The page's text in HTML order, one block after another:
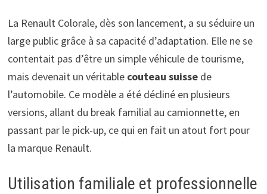
La Renault Colorale, dès son lancement, a su séduire un
large public grâce à sa capacité d’adaptation. Elle ne se
contentait pas d’être un simple véhicule de tourisme,
mais devenait un véritable couteau suissede
l’automobile. Ce modèle a été décliné en plusieurs
versions, allant du break familial au camionnette, en
passant par le pick-up, ce qui en fait un atout fort pour
la marque Renault.
Utilisation familiale et professionnelle